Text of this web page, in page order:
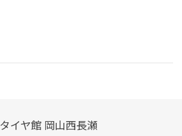
タイヤ館 岡山西長瀬